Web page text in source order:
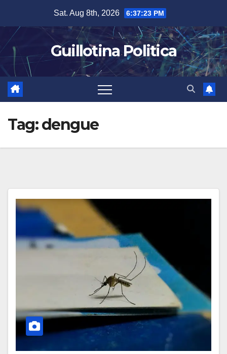
content
Sat. Aug 8th, 2026 6:37:24 PM
Guillotina Politica
Tag:dengue